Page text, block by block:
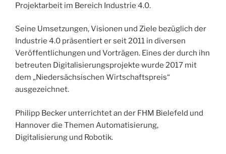
Projektarbeit im Bereich Industrie 4.0.
Seine Umsetzungen, Visionen und Ziele bezüglich der
Industrie 4.0 präsentiert er seit 2011 in diversen
Veröffentlichungen und Vorträgen. Eines der durch ihn
betreuten Digitalisierungsprojekte wurde 2017 mit
dem „Niedersächsischen Wirtschaftspreis“
ausgezeichnet.
Philipp Becker unterrichtet an der FHM Bielefeld und
Hannover die Themen Automatisierung,
Digitalisierung und Robotik.